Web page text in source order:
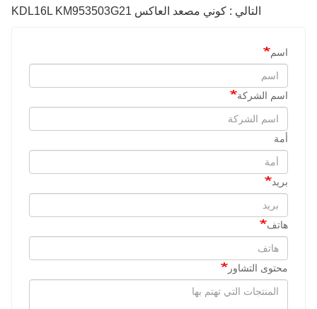
التالي : كوني مصعد العاكس KDL16L KM953503G21
اسم
اسم الشركة
أمة
بريد
هاتف
محتوى التشاور